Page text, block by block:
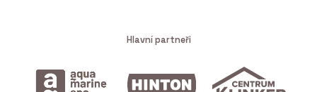
Hlavní partneři